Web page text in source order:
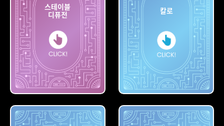
스테이블
디퓨전
스테이블
디퓨전
칼로
칼로